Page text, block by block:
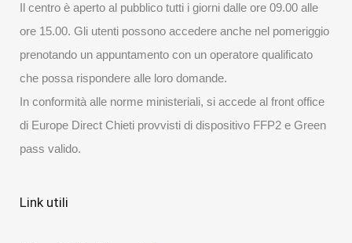
Il centro è aperto al pubblico tutti i giorni dalle ore 09.00 alle
ore 15.00. Gli utenti possono accedere anche nel pomeriggio
prenotando un appuntamento con un operatore qualificato
che possa rispondere alle loro domande.
In conformità alle norme ministeriali, si accede al front office
di Europe Direct Chieti provvisti di dispositivo FFP2 e Green
pass valido.
Link utili